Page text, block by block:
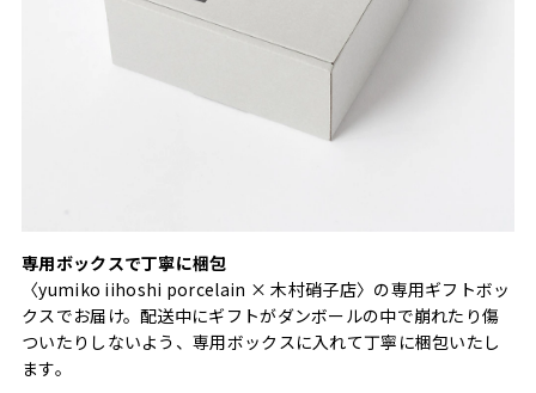
専用ボックスで丁寧に梱包
〈yumiko iihoshi porcelain × 木村硝子店〉の専用ギフトボッ
クスでお届け。配送中にギフトがダンボールの中で崩れたり傷
ついたりしないよう、専用ボックスに入れて丁寧に梱包いたし
ます。